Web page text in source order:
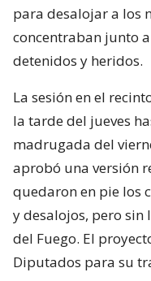
para desalojar a los
concentraban junto
detenidos y heridos.
La sesión en el
la tarde del jueves
madrugada del
aprobó una versión
quedaron en pie los
y desalojos, pero sin
del Fuego. El
Diputados para su